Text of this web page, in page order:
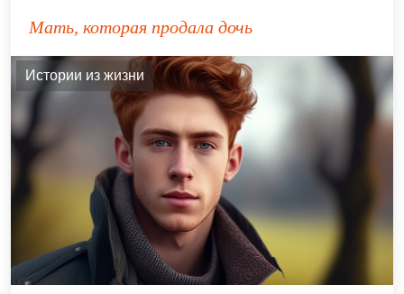
Мать, которая продала дочь
Истории из жизни